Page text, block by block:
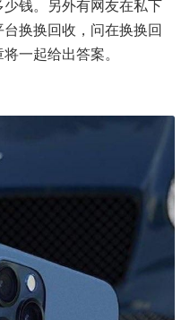
钱。另外有网友在私下
换换回收，问在换换回
一起给出答案。